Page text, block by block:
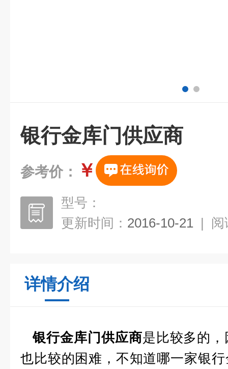
银行金库门供应商
参考价： ￥
型号：
更新时间： 2016-10-21 | 阅
详情介绍
银行金库门供应商是比较多的
也比较的困难，不知道哪一家银